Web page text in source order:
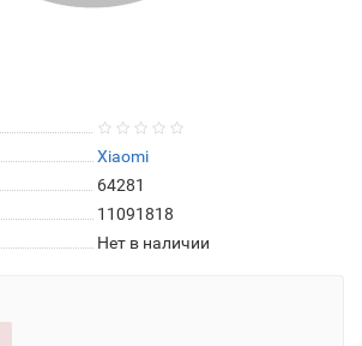
Xiaomi
64281
11091818
Нет в наличии